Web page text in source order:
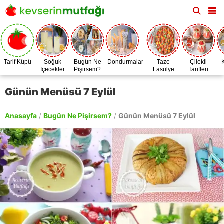
Tarif Küpü
Soğuk
İçecekler
Bugün Ne
Pişirsem?
Dondurmalar
Taze
Fasulye
Zamanı
Çilekli
Tarifleri
Günün Menüsü 7 Eylül
Anasayfa / Bugün Ne Pişirsem? / Günün Menüsü 7 Eylül